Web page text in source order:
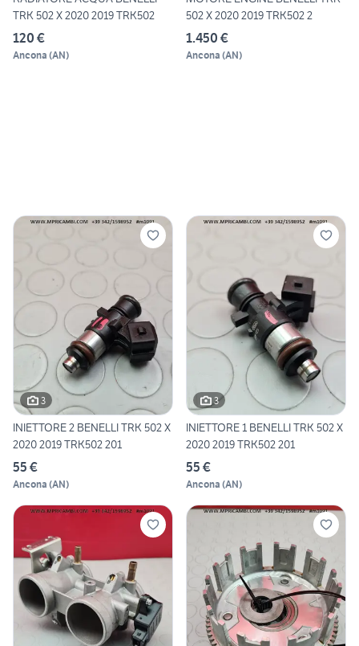
TRK 502 X 2020 2019 TRK502
120 €
Ancona (AN)
502 X 2020 2019 TRK502 2
1.450 €
Ancona (AN)
3
INIETTORE 2 BENELLI TRK 502 X
2020 2019 TRK502 201
55 €
Ancona (AN)
3
INIETTORE 1 BENELLI TRK 502 X
2020 2019 TRK502 201
55 €
Ancona (AN)